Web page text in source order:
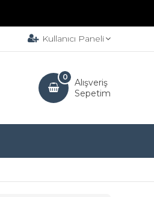
Kullanıcı Paneli
Alışveriş
Sepetim
0